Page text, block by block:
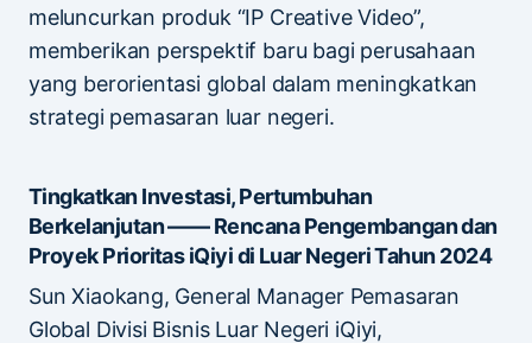
meluncurkan produk “IP Creative Video”,
memberikan perspektif baru bagi perusahaan
yang berorientasi global dalam meningkatkan
strategi pemasaran luar negeri.
Tingkatkan Investasi, Pertumbuhan
Berkelanjutan —— Rencana Pengembangan dan
Proyek Prioritas iQiyi di Luar Negeri Tahun 2024
Sun Xiaokang, General Manager Pemasaran
Global Divisi Bisnis Luar Negeri iQiyi,